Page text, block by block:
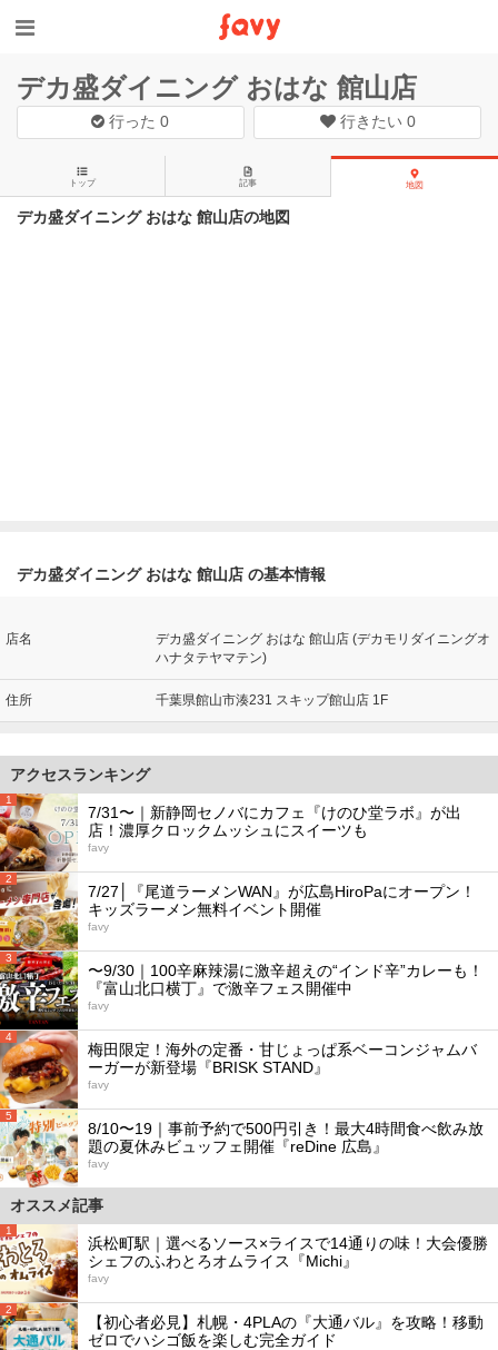
デカ盛ダイニング おはな 館山店
行った0 行きたい 0
トップ 記事 地図
デカ盛ダイニング おはな 館山店の地図
デカ盛ダイニング おはな 館山店 の基本情報
店名
デカ盛ダイニング おはな 館山店 (デカモリダイニングオ
ハナタテヤマテン)
住所 千葉県館山市湊231 スキップ館山店 1F
アクセスランキング
1
7/31〜｜新静岡セノバにカフェ『けのひ堂ラボ』が出
店！濃厚クロックムッシュにスイーツも
favy
2
7/27│『尾道ラーメンWAN』が広島HiroPaにオープン！
キッズラーメン無料イベント開催
favy
3
〜9/30｜100辛麻辣湯に激辛超えの“インド辛”カレーも！
『富山北口横丁』で激辛フェス開催中
favy
4
梅田限定！海外の定番・甘じょっぱ系ベーコンジャムバ
ーガーが新登場『BRISK STAND』
favy
5
8/10〜19｜事前予約で500円引き！最大4時間食べ飲み放
題の夏休みビュッフェ開催『reDine 広島』
favy
オススメ記事
1
浜松町駅｜選べるソース×ライスで14通りの味！大会優勝
シェフのふわとろオムライス『Michi』
favy
2
【初心者必見】札幌・4PLAの『大通バル』を攻略！移動
ゼロでハシゴ飯を楽しむ完全ガイド